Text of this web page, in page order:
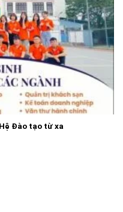
Đào tạo từ xa